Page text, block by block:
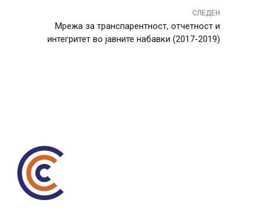
СЛЕДЕН
Мрежа за транспарентност, отчетност и
интегритет во јавните набавки (2017-2019)